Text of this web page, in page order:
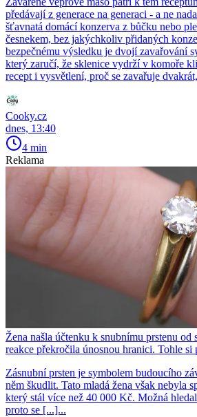
předávají z generace na generaci - a ne
šťavnatá domácí konzerva z bůčku nebo
česnekem, bez jakýchkoliv přidaných
bezpečnému výsledku je dvojí zavařování
který zaručí, že sklenice vydrží v komoře
recept i vysvětlení, proč se zavařuje
Cooky.cz
dnes, 13:40
4 min
Reklama
Žena našla účtenku k snubnímu prstenu od
reakce překročila únosnou hranici. Tohle si
Zásnubní prsten je symbolem budoucího
něm škudlit. Tato mladá žena však nebyla
který stál více než 40 000 Kč. Možná
proto se [...]...